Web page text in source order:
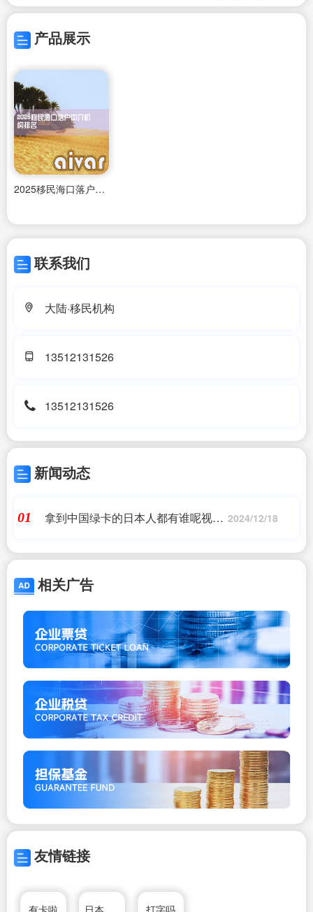
产品展示
2025移民海口落户中介机构排名
联系我们
大陆·移民机构
13512131526
13512131526
新闻动态
01
拿到中国绿卡的日本人都有谁呢视
拿绿卡|日本移民,日本投资移民,日本
2024/12/18
相关广告
友情链接
有卡啦 打字吗